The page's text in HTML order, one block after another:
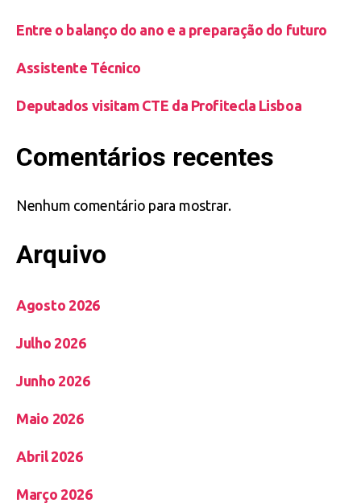
Entre o balanço do ano e a preparação do futuro
Assistente Técnico
Deputados visitam CTE da Profitecla Lisboa
Comentários recentes
Nenhum comentário para mostrar.
Arquivo
Agosto 2026
Julho 2026
Junho 2026
Maio 2026
Abril 2026
Março 2026